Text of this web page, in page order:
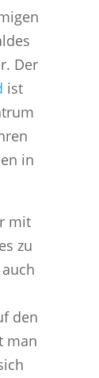
Der
ist
in
mit
zu
den
man